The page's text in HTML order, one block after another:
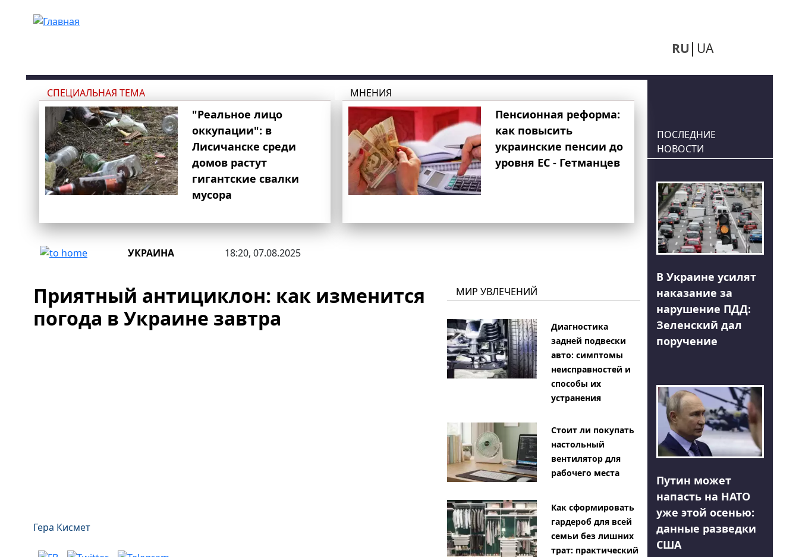
RU UA
СПЕЦИАЛЬНАЯ ТЕМА
"Реальное лицо
оккупации": в
Лисичанске среди
домов растут
гигантские свалки
мусора
МНЕНИЯ
Пенсионная реформа:
как повысить
украинские пенсии до
уровня ЕС - Гетманцев
УКРАИНА 18:20, 07.08.2025
Приятный антициклон: как изменится
погода в Украине завтра
Гера Кисмет
МИР УВЛЕЧЕНИЙ
Диагностика
задней подвески
авто: симптомы
неисправностей и
способы их
устранения
Стоит ли покупать
настольный
вентилятор для
рабочего места
Как сформировать
гардероб для всей
семьи без лишних
трат: практический
ПОСЛЕДНИЕ
НОВОСТИ
В Украине усилят
наказание за
нарушение ПДД:
Зеленский дал
поручение
Путин может
напасть на НАТО
уже этой осенью:
данные разведки
США